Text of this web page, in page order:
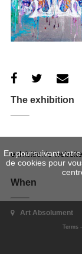
The exhibition
exhibition's website
When
06/09/2014 - 25/
Art Absolument
Terms-
En poursuivant
de cookies pour